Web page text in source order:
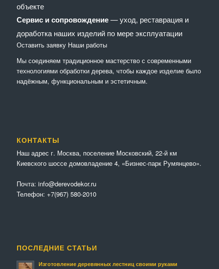
объекте
Сервис и сопровождение— уход, реставрация и
доработка наших изделий по мере эксплуатации
Оставить заявку Наши работы
Мы соединяем традиционное мастерство с современными
технологиями обработки дерева, чтобы каждое изделие было
надёжным, функциональным и эстетичным.
КОНТАКТЫ
Наш адрес г. Москва, поселение Московский, 22-й км
Киевского шоссе домовладение 4, «Бизнес-парк Румянцево».
Почта: info@derevodekor.ru
Телефон: +7(967) 580-2010
ПОСЛЕДНИЕ СТАТЬИ
Изготовление деревянных лестниц своими руками